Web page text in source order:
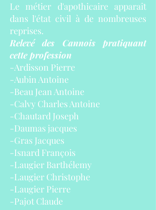
Le métier d'apothicaire apparaît
dans l'état civil à de nombreuses
reprises.
Relevé des Cannois pratiquant
cette profession
-Ardisson Pierre
-Aubin Antoine
-Beau Jean Antoine
-Calvy Charles Antoine
-Chautard Joseph
-Daumas jacques
-Gras Jacques
-Isnard François
-Laugier Barthélemy
-Laugier Christophe
-Laugier Pierre
-Pajot Claude